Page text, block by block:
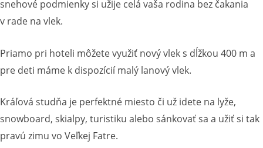
snehové podmienky si užije celá vaša rodina bez čakania
v rade na vlek.
Priamo pri hoteli môžete využiť nový vlek s dĺžkou 400 m a
pre deti máme k dispozícií malý lanový vlek.
Kráľová studňa je perfektné miesto či už idete na lyže,
snowboard, skialpy, turistiku alebo sánkovať sa a užiť si tak
pravú zimu vo Veľkej Fatre.